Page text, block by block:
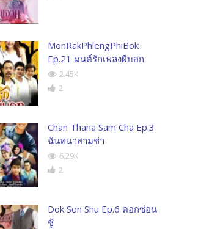
MonRakPhlengPhiBok
Ep.21 มนต์รักเพลงผีบอก
2.45K
2
Chan Thana Sam Cha Ep.3
ฉันทนาสามช่า
6.29K
2
Dok Son Shu Ep.6 ดอกซ่อน
ชู้